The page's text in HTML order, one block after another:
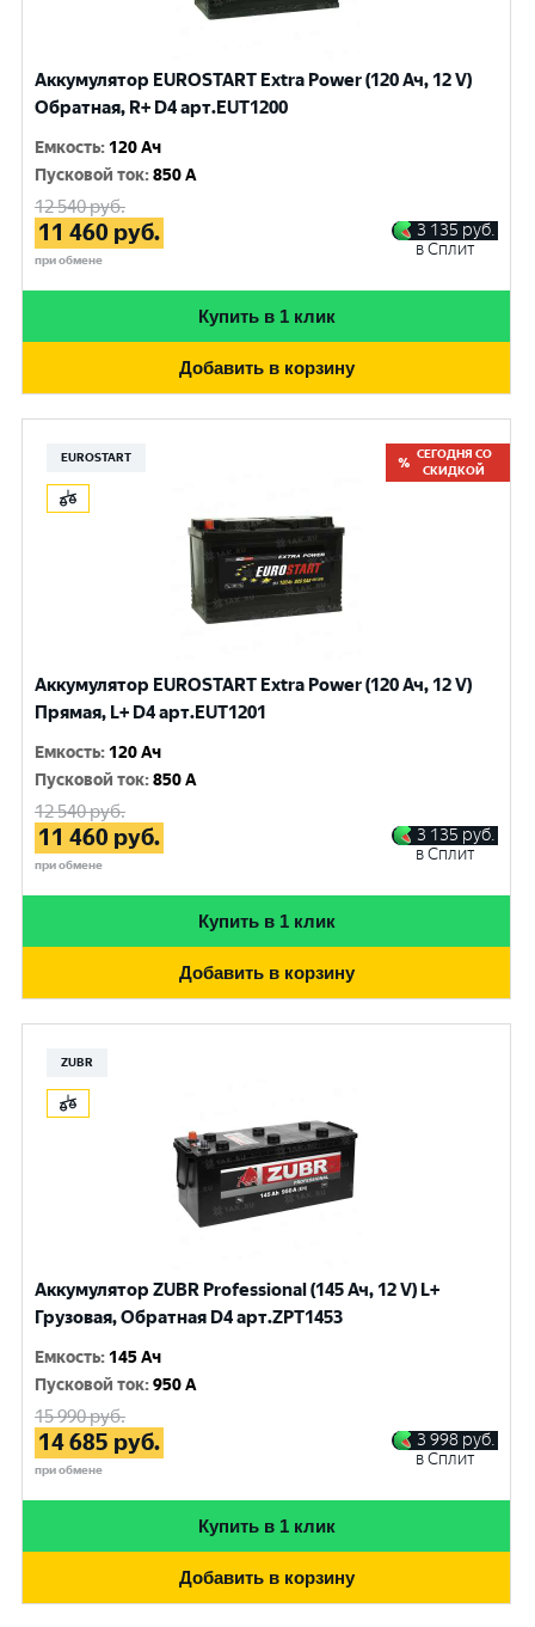
Аккумулятор EUROSTART Extra Power (120 Ач, 12 V)
Обратная, R+ D4 арт.EUT1200
Емкость: 120 Ач
Пусковой ток:850 A
12 540руб.
11 460 руб.
при обмене
3 135 руб.
в Сплит
Купить в 1 клик
Добавить в корзину
EUROSTART
СЕГОДНЯ СО
СКИДКОЙ
Аккумулятор EUROSTART Extra Power (120 Ач, 12 V)
Прямая, L+ D4 арт.EUT1201
Емкость: 120 Ач
Пусковой ток:850 A
12 540руб.
11 460 руб.
при обмене
3 135 руб.
в Сплит
Купить в 1 клик
Добавить в корзину
ZUBR
Аккумулятор ZUBR Professional (145 Ач, 12 V) L+
Грузовая, Обратная D4 арт.ZPT1453
Емкость: 145 Ач
Пусковой ток:950 A
15 990руб.
14 685 руб.
при обмене
3 998 руб.
в Сплит
Купить в 1 клик
Добавить в корзину